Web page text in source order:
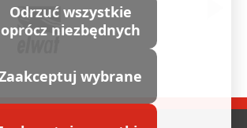
Odrzuć wszystkie
oprócz niezbędnych
wybrane